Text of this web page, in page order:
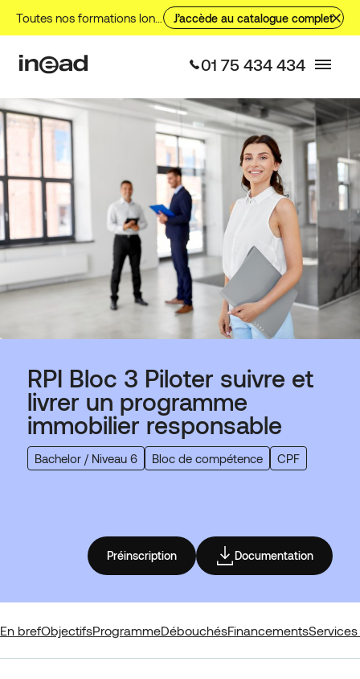
J’accède au catalogue complet
01 75 434 434
RPI Bloc 3 Piloter suivre et
livrer un programme
immobilier responsable
Bachelor / Niveau 6 Bloc de compétence CPF
Préinscription Documentation
En brefObjectifsProgrammeDébouchésFinancements